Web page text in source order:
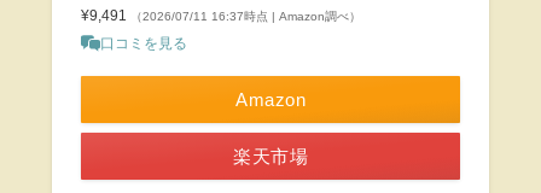
¥9,491 （2026/07/11 16:37時点 | Amazon調べ）
口コミを見る
Amazon
楽天市場